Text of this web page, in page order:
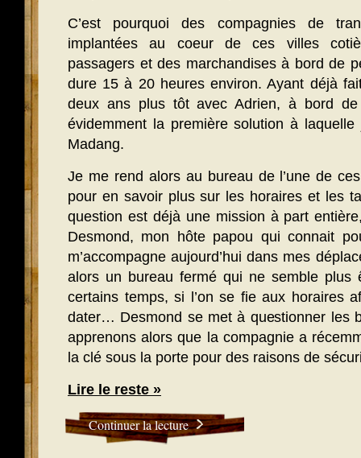
C’est pourquoi des compagnies de
implantées au coeur de ces villes
passagers et des marchandises à bord de
dure 15 à 20 heures environ. Ayant déjà
deux ans plus tôt avec Adrien, à bord de
évidemment la première solution à laquelle
Madang.
Je me rend alors au bureau de l’une de
pour en savoir plus sur les horaires et les
question est déjà une mission à part
Desmond, mon hôte papou qui connait
m’accompagne aujourd’hui dans mes
alors un bureau fermé qui ne semble plus
certains temps, si l’on se fie aux horaires
dater… Desmond se met à questionner les
apprenons alors que la compagnie a
la clé sous la porte pour des raisons de
Lire le reste »
Continuer la lecture